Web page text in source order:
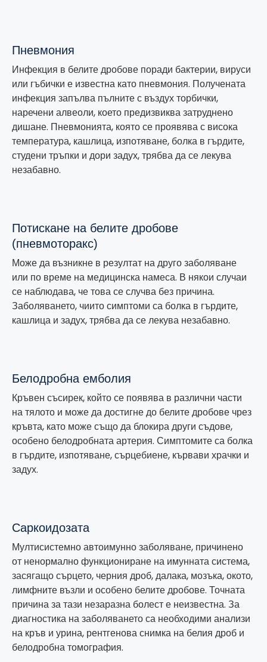
Пневмония
Инфекция в белите дробове поради бактерии, вируси
или гъбички е известна като пневмония. Получената
инфекция запълва пълните с въздух торбички,
наречени алвеоли, което предизвиква затруднено
дишане. Пневмонията, която се проявява с висока
температура, кашлица, изпотяване, болка в гърдите,
студени тръпки и дори задух, трябва да се лекува
незабавно.
Потискане на белите дробове
(пневмоторакс)
Може да възникне в резултат на друго заболяване
или по време на медицинска намеса. В някои случаи
се наблюдава, че това се случва без причина.
Заболяването, чиито симптоми са болка в гърдите,
кашлица и задух, трябва да се лекува незабавно.
Белодробна емболия
Кръвен съсирек, който се появява в различни части
на тялото и може да достигне до белите дробове чрез
кръвта, като може също да блокира други съдове,
особено белодробната артерия. Симптомите са болка
в гърдите, изпотяване, сърцебиене, кървави храчки и
задух.
Саркоидозата
Мултисистемно автоимунно заболяване, причинено
от ненормално функциониране на имунната система,
засягащо сърцето, черния дроб, далака, мозъка, окото,
лимфните възли и особено белите дробове. Точната
причина за тази незаразна болест е неизвестна. За
диагностика на заболяването са необходими анализи
на кръв и урина, рентгенова снимка на белия дроб и
белодробна томография.